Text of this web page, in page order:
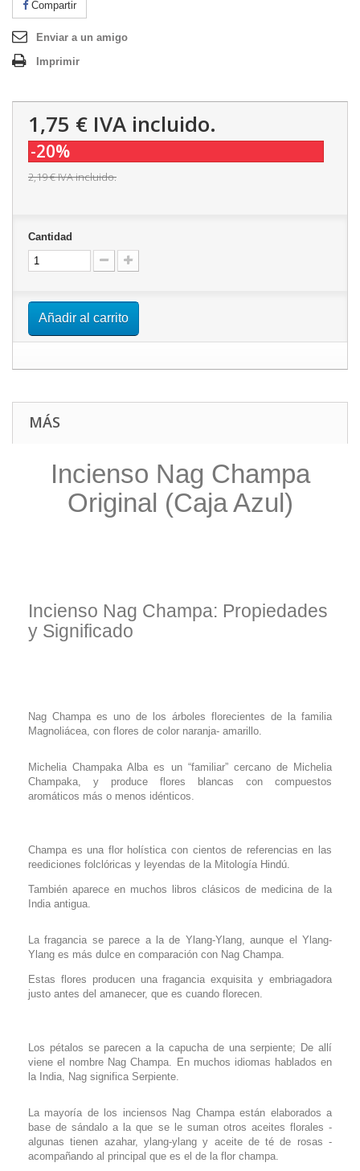
Compartir
Enviar a un amigo
Imprimir
1,75 € IVA incluido.
-20%
2,19 €IVA incluido.
Cantidad
Añadir al carrito
MÁS
Incienso Nag Champa
Original (Caja Azul)
Incienso Nag Champa: Propiedades
y Significado
Nag Champa es uno de los árboles florecientes de la familia
Magnoliácea, con flores de color naranja- amarillo.
Michelia Champaka Alba es un “familiar” cercano de Michelia
Champaka, y produce flores blancas con compuestos
aromáticos más o menos idénticos.
Champa es una flor holística con cientos de referencias en las
reediciones folclóricas y leyendas de la Mitología Hindú.
También aparece en muchos libros clásicos de medicina de la
India antigua.
La fragancia se parece a la de Ylang-Ylang, aunque el Ylang-
Ylang es más dulce en comparación con Nag Champa.
Estas flores producen una fragancia exquisita y embriagadora
justo antes del amanecer, que es cuando florecen.
Los pétalos se parecen a la capucha de una serpiente; De allí
viene el nombre Nag Champa. En muchos idiomas hablados en
la India, Nag significa Serpiente.
La mayoría de los inciensos Nag Champa están elaborados a
base de sándalo a la que se le suman otros aceites florales -
algunas tienen azahar, ylang-ylang y aceite de té de rosas -
acompañando al principal que es el de la flor champa.